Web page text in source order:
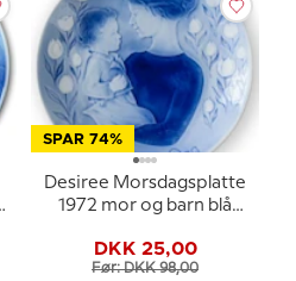
SPAR 74%
Desiree Morsdagsplatte
1972 mor og barn blå
DKK 25,00
Før: DKK 98,00